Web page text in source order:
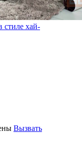
стиле хай-
Вызвать